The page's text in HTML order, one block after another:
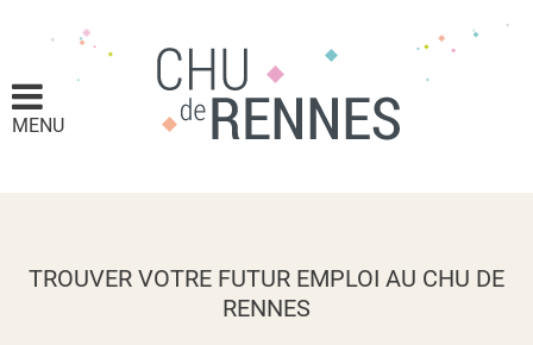
MENU
TROUVER VOTRE FUTUR EMPLOI AU CHU DE
RENNES